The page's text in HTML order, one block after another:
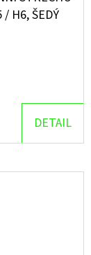
H6, ŠEDÝ
DETAIL